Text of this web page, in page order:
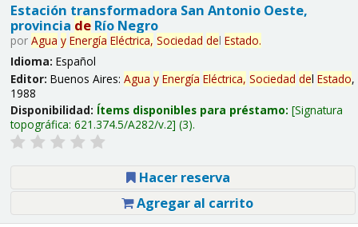
Estación transformadora San Antonio Oeste,
provincia deRío Negro
por Agua y Energía Eléctrica, Sociedad del Estado.
Idioma: Español
Editor: Buenos Aires: Agua y Energía Eléctrica, Sociedad del Estado,
1988
Disponibilidad: Ítems disponibles para préstamo: Signatura
topográfica: 621.374.5/A282/v.2 (3).
Hacer reserva
Agregar al carrito